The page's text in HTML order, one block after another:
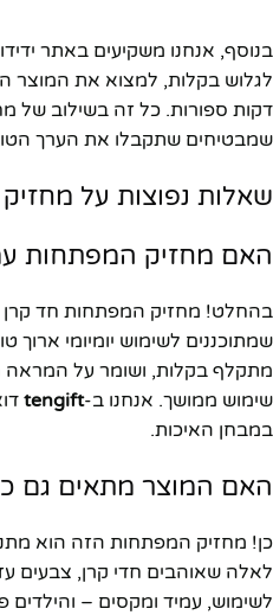
בנוסף, אנחנו משקיעים באתר
לגלוש בקלות, למצוא את המוצר
דקות ספורות. כל זה בשילוב של
שמבטיחים שתקבלו את הערך
שאלות נפוצות על
האם מחזיק המפתחות
בהחלט! מחזיק המפתחות חד קרן
שמתוכננים לשימוש יומיומי ארוך
מתקלף בקלות, ושומר על המראה
שימוש ממושך. אנחנו ב-tengift
במבחן האיכות.
האם המוצר מתאים גם
כן! מחזיק המפתחות הזה הוא
לאלה שאוהבים חדי קרן, צבעים
לשימוש, עמיד ומקסים – והילדים